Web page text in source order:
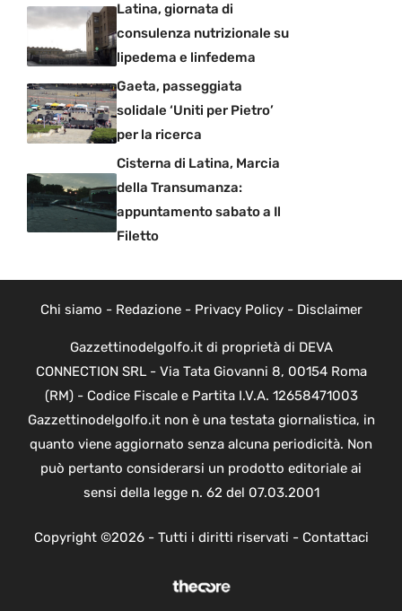
Latina, giornata di
consulenza nutrizionale su
lipedema e linfedema
Gaeta, passeggiata
solidale ‘Uniti per Pietro’
per la ricerca
Cisterna di Latina, Marcia
della Transumanza:
appuntamento sabato a Il
Filetto
Chi siamo - Redazione- Privacy Policy- Disclaimer
Gazzettinodelgolfo.it di proprietà di DEVA
CONNECTION SRL - Via Tata Giovanni 8, 00154 Roma
(RM) - Codice Fiscale e Partita I.V.A. 12658471003
Gazzettinodelgolfo.it non è una testata giornalistica, in
quanto viene aggiornato senza alcuna periodicità. Non
può pertanto considerarsi un prodotto editoriale ai
sensi della legge n. 62 del 07.03.2001
Copyright ©2026 - Tutti i diritti riservati - Contattaci